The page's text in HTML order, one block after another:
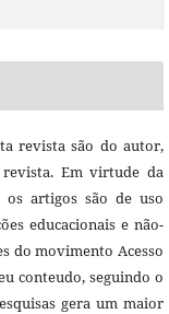
revista são do autor,
Em virtude da
os artigos são de uso
educacionais e não-
do movimento Acesso
conteudo, seguindo o
gera um maior